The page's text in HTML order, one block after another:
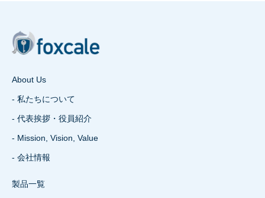
About Us
- 私たちについて
- 代表挨拶・役員紹介
- Mission, Vision, Value
- 会社情報
製品一覧